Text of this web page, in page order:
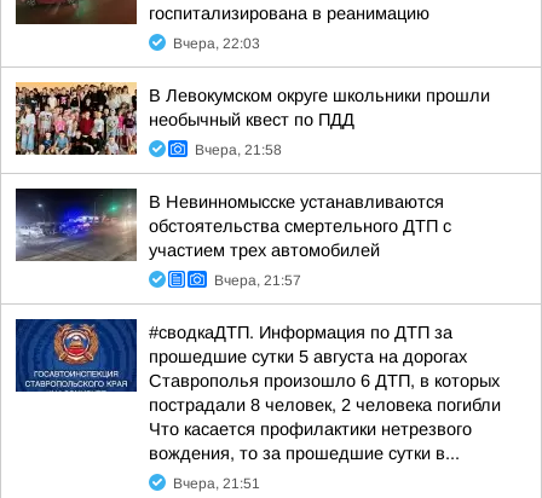
госпитализирована в реанимацию
Вчера, 22:03
В Левокумском округе школьники прошли
необычный квест по ПДД
Вчера, 21:58
В Невинномысске устанавливаются
обстоятельства смертельного ДТП с
участием трех автомобилей
Вчера, 21:57
#сводкаДТП. Информация по ДТП за
прошедшие сутки 5 августа на дорогах
Ставрополья произошло 6 ДТП, в которых
пострадали 8 человек, 2 человека погибли
Что касается профилактики нетрезвого
вождения, то за прошедшие сутки в...
Вчера, 21:51